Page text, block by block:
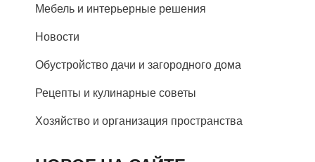
Мебель и интерьерные решения
Новости
Обустройство дачи и загородного дома
Рецепты и кулинарные советы
Хозяйство и организация пространства